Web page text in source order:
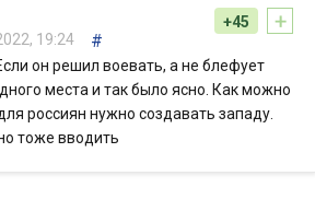
+
+45
19:24
#
он решил воевать, а не блефует
места и так было ясно. Как можно
россиян нужно создавать западу.
тоже вводить